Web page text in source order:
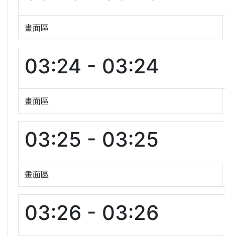
畫面區
03:24 - 03:24
畫面區
03:25 - 03:25
畫面區
03:26 - 03:26